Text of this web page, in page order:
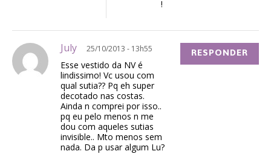
!
July 25/10/2013 - 13h55
Esse vestido da NV é
lindissimo! Vc usou com
qual sutia?? Pq eh super
decotado nas costas.
Ainda n comprei por isso..
pq eu pelo menos n me
dou com aqueles sutias
invisible.. Mto menos sem
nada. Da p usar algum Lu?
RESPONDER